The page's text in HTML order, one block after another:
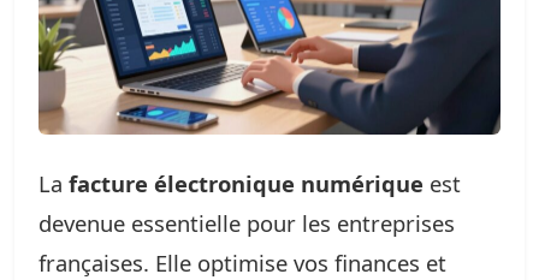
La facture électronique numérique est
devenue essentielle pour les entreprises
françaises. Elle optimise vos finances et